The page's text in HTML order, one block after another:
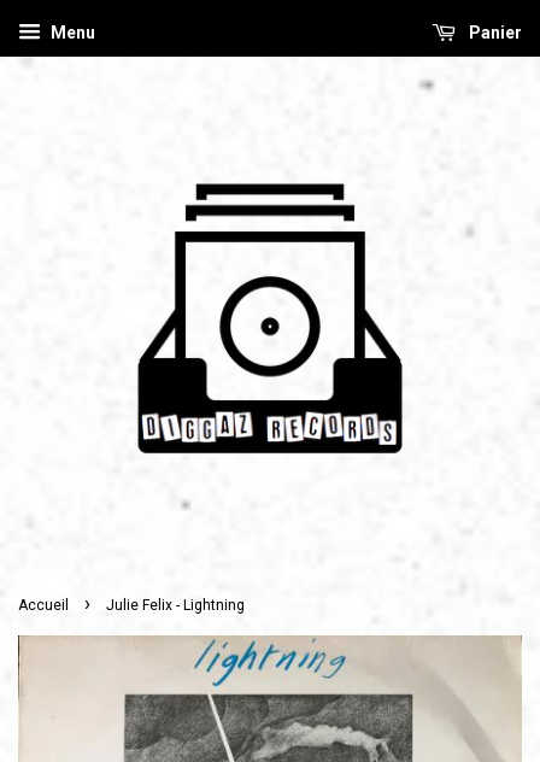
Menu Panier
Accueil › Julie Felix - Lightning